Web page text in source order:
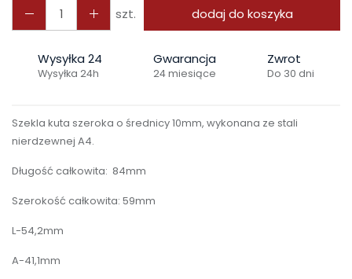
szt. dodaj do koszyka
Wysyłka 24
Wysyłka 24h
Gwarancja
24 miesiące
Zwrot
Do 30 dni
Szekla kuta szeroka o średnicy 10mm, wykonana ze stali
nierdzewnej A4.
Długość całkowita: 84mm
Szerokość całkowita: 59mm
L-54,2mm
A-41,1mm